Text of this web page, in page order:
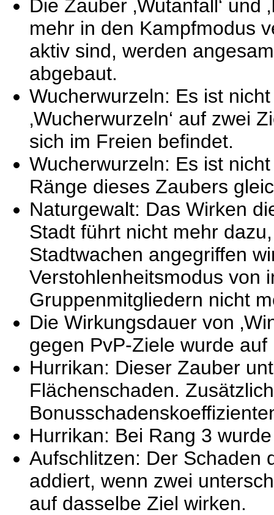
Die Zauber ‚Wutanfall‘ und
mehr in den Kampfmodus
aktiv sind, werden
abgebaut.
Wucherwurzeln: Es ist
‚Wucherwurzeln‘ auf zwei
sich im Freien befindet.
Wucherwurzeln: Es ist
Ränge dieses Zaubers
Naturgewalt: Das Wirken
Stadt führt nicht mehr
Stadtwachen angegriffen
Verstohlenheitsmodus von
Gruppenmitgliedern nicht
Die Wirkungsdauer von
gegen PvP-Ziele wurde
Hurrikan: Dieser Zauber
Flächenschaden.
Hurrikan: Bei Rang 3
Aufschlitzen: Der Schaden
addiert, wenn zwei
auf dasselbe Ziel wirken.